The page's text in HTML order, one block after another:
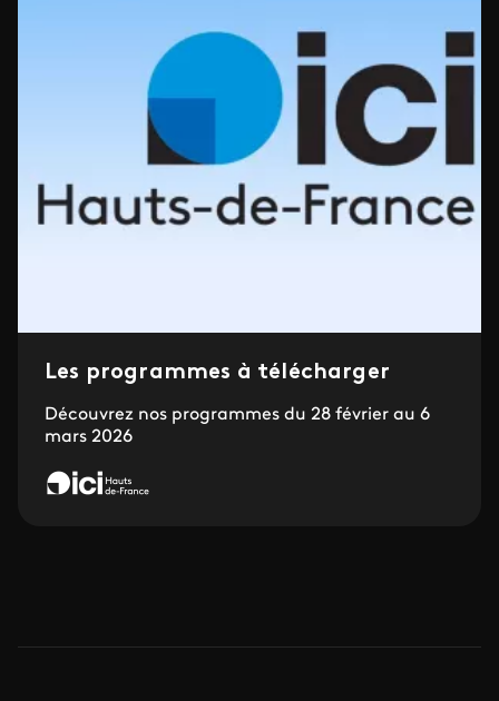
Les programmes à télécharger
Découvrez nos programmes du 28 février au 6
mars 2026